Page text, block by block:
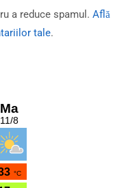
a reduce spamul. Află
tale.